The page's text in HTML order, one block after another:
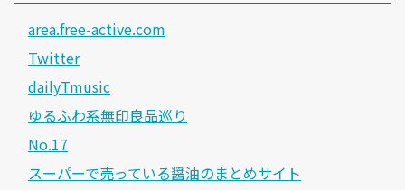
area.free-active.com
Twitter
dailyTmusic
ゆるふわ系無印良品巡り
No.17
スーパーで売っている醤油のまとめサイト